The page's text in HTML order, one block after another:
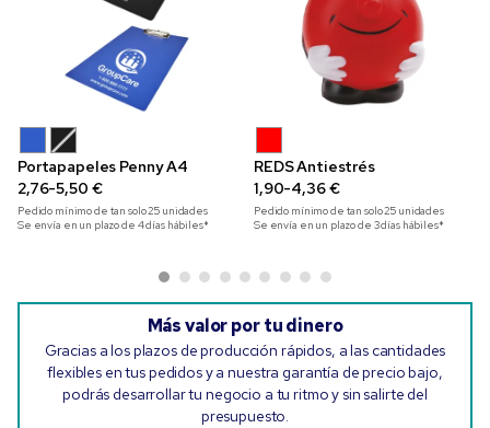
Portapapeles Penny A4
2,76-5,50 €
Pedido mínimo de tan solo25 unidades
Se envía en un plazo de 4 días hábiles*
REDS Antiestrés
1,90-4,36 €
Pedido mínimo de tan solo25 unidades
Se envía en un plazo de 3 días hábiles*
Más valor por tu dinero
Gracias a los plazos de producción rápidos, a las cantidades
flexibles en tus pedidos y a nuestra garantía de precio bajo,
podrás desarrollar tu negocio a tu ritmo y sin salirte del
presupuesto.